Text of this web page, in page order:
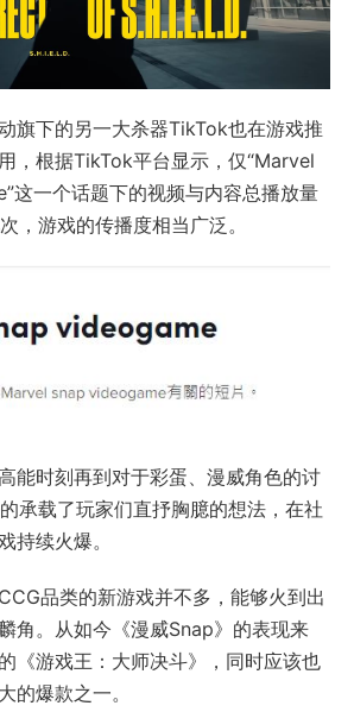
旗下的另一大杀器TikTok也在游戏推
，根据TikTok平台显示，仅“Marvel
这一个话题下的视频与内容总播放量
，游戏的传播度相当广泛。
能时刻再到对于彩蛋、漫威角色的讨
承载了玩家们直抒胸臆的想法，在社
持续火爆。
品类的新游戏并不多，能够火到出
角。从如今《漫威Snap》的表现来
《游戏王：大师决斗》，同时应该也
的爆款之一。